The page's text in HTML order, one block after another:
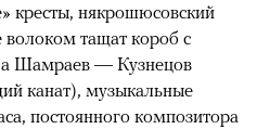
кресты, някрошюсовский
волоком тащат короб с
Шамраев — Кузнецов
канат), музыкальные
постоянного композитора